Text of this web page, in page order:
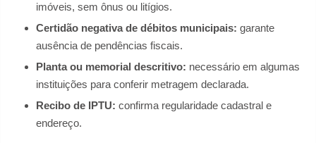
imóveis, sem ônus ou litígios.
Certidão negativa de débitos municipais: garante
ausência de pendências fiscais.
Planta ou memorial descritivo: necessário em algumas
instituições para conferir metragem declarada.
Recibo de IPTU: confirma regularidade cadastral e
endereço.